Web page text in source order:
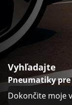
Vyhľadajte
Pneumatiky pre
Dokončite moje